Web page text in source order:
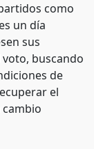
como
un día
sus
buscando
de
el